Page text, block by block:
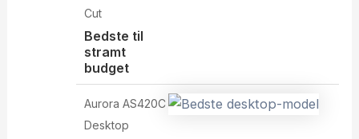
Cut
Bedste til
stramt
budget
Aurora AS420C
Desktop